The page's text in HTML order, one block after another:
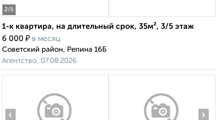
2/5
1-к квартира, на длительный срок, 35м², 3/5 этаж
6 000 ₽ в месяц
Советский район, Репина 16Б
Агентство, 07.08.2026
‹ ›